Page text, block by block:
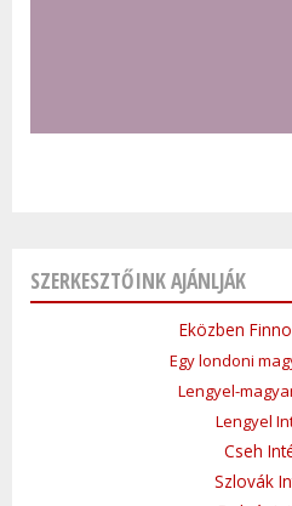
SZERKESZTŐINK AJÁNLJÁK
Eközben
Egy londoni
Lengyel-
Lengyel
Cseh
Szlovák